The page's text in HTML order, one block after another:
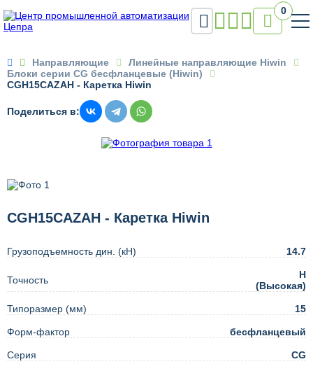
 0
 Направляющие
Линейные направляющие Hiwin
Блоки серии CG бесфланцевые (Hiwin)
CGH15CAZAH - Каретка Hiwin
Поделиться в:
CGH15CAZAH - Каретка Hiwin
Грузоподъемность дин. (кН) 14.7
Точность
H
(Высокая)
Типоразмер (мм) 15
Форм-фактор бесфланцевый
Серия CG